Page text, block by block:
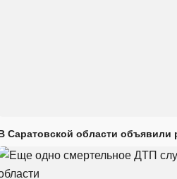
Саратовской области объявили